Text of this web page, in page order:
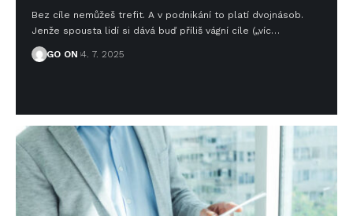
Bez cíle nemůžeš trefit. A v podnikání to platí dvojnásob.
Jenže spousta lidí si dává buď příliš vágní cíle („víc…
GO ON 4. 7. 2025